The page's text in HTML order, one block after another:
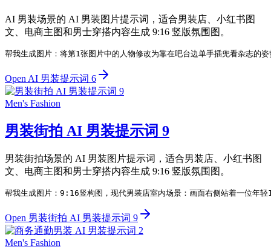
AI 男装场景的 AI 男装图片提示词，适合男装店、小红书图
文、电商主图和男士穿搭内容生成 9:16 竖版氛围图。
帮我生成图片：将第1张图片中的人物修改为靠在吧台边单手插兜看杂志
Open AI 男装提示词 6
Men's Fashion
男装街拍 AI 男装提示词 9
男装街拍场景的 AI 男装图片提示词，适合男装店、小红书图
文、电商主图和男士穿搭内容生成 9:16 竖版氛围图。
帮我生成图片：9:16竖构图，现代男装店室内场景：画面右侧站着一位年
Open 男装街拍 AI 男装提示词 9
Men's Fashion